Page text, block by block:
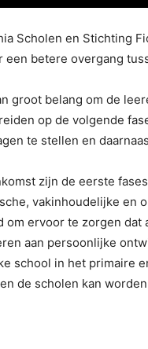
Scholen en Stichting
een betere overgang
groot belang om de
op de volgende
te stellen en
zijn de eerste
vakinhoudelijke en
om ervoor te zorgen
aan persoonlijke
school in het primaire
de scholen kan